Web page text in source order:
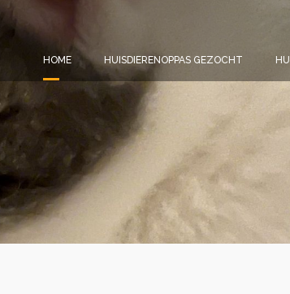
HOME HUISDIERENOPPAS GEZOCHT